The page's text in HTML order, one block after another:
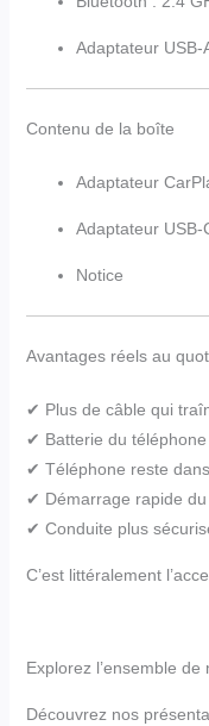
Adaptateur USB-
Contenu de la boîte
Adaptateur
Adaptateur USB-
Notice
Avantages réels au
✔ Plus de câble qui
✔ Batterie du
✔ Téléphone reste
✔ Démarrage rapide du
✔ Conduite plus
C’est littéralement
Explorez l’ensemble
Découvrez nos